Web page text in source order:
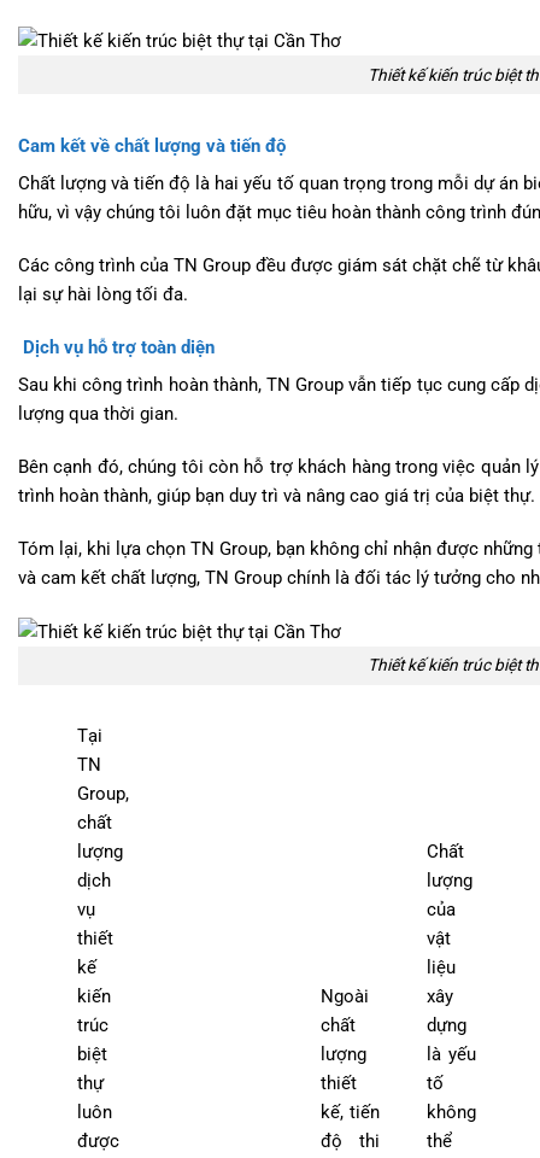
Thiết kế kiến trúc biệt
Cam kết về chất lượng và tiến độ
Chất lượng và tiến độ là hai yếu tố quan trọng trong mỗi dự án
hữu, vì vậy chúng tôi luôn đặt mục tiêu hoàn thành công trình
Các công trình của TN Group đều được giám sát chặt chẽ từ
lại sự hài lòng tối đa.
Dịch vụ hỗ trợ toàn diện
Sau khi công trình hoàn thành, TN Group vẫn tiếp tục cung
lượng qua thời gian.
Bên cạnh đó, chúng tôi còn hỗ trợ khách hàng trong việc quản
trình hoàn thành, giúp bạn duy trì và nâng cao giá trị của biệt thự.
Tóm lại, khi lựa chọn TN Group, bạn không chỉ nhận được
và cam kết chất lượng, TN Group chính là đối tác lý tưởng cho
Thiết kế kiến trúc biệt
Tại
TN
Group,
chất
lượng
dịch
vụ
thiết
kế
kiến
trúc
biệt
thự
luôn
được
Ngoài
chất
lượng
thiết
kế, tiến
độ thi
Chất
lượng
của
vật
liệu
xây
dựng
là yếu
tố
không
thể